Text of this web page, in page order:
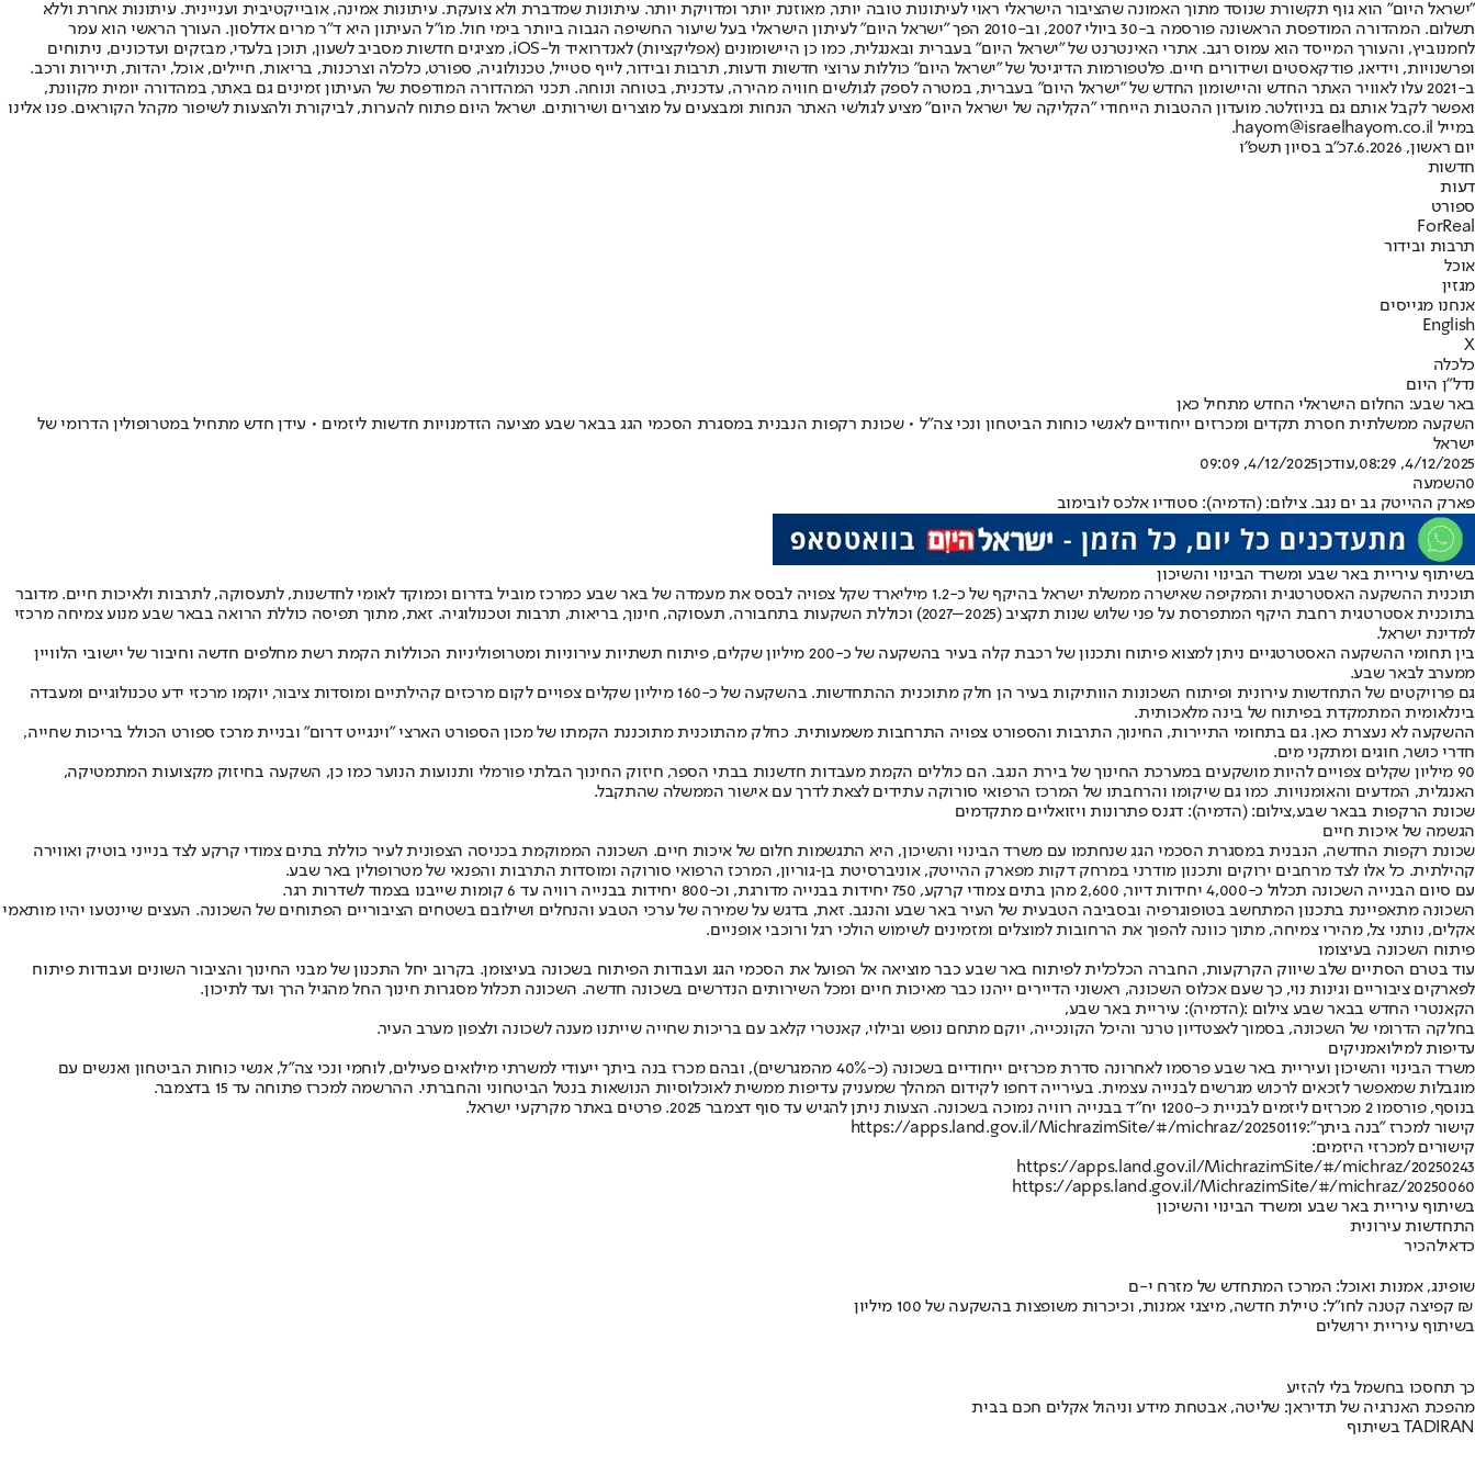
"ישראל היום" הוא גוף תקשורת שנוסד מתוך האמונה שהציבור הישראלי ראוי לעיתונות טובה יותר, מאוזנת יותר ומדויקת יותר. עיתונות שמדברת ולא צועקת. עיתונות אמינה, אובייקטיבית ועניינית. עיתונות אחרת וללא
תשלום. המהדורה המודפסת הראשונה פורסמה ב-30 ביולי 2007, וב-2010 הפך "ישראל היום" לעיתון הישראלי בעל שיעור החשיפה הגבוה ביותר בימי חול. מו"ל העיתון היא ד"ר מרים אדלסון. העורך הראשי הוא עמר
לחמנוביץ, והעורך המייסד הוא עמוס רגב. אתרי האינטרנט של "ישראל היום" בעברית ובאנגלית, כמו כן היישומונים (אפליקציות) לאנדרואיד ול-iOS, מציגים חדשות מסביב לשעון, תוכן בלעדי, מבזקים ועדכונים, ניתוחים
ופרשנויות, וידיאו, פודקאסטים ושידורים חיים. פלטפורמות הדיגיטל של "ישראל היום" כוללות ערוצי חדשות ודעות, תרבות ובידור, לייף סטייל, טכנולוגיה, ספורט, כלכלה וצרכנות, בריאות, חיילים, אוכל, יהדות, תיירות ורכב.
ב-2021 עלו לאוויר האתר החדש והיישומון החדש של "ישראל היום" בעברית, במטרה לספק לגולשים חוויה מהירה, עדכנית, בטוחה ונוחה. תכני המהדורה המודפסת של העיתון זמינים גם באתר, במהדורה יומית מקוונת,
ואפשר לקבל אותם גם בניוזלטר. מועדון ההטבות הייחודי "הקליקה של ישראל היום" מציע לגולשי האתר הנחות ומבצעים על מוצרים ושירותים. ישראל היום פתוח להערות, לביקורת ולהצעות לשיפור מקהל הקוראים. פנו אלינו
במייל hayom@israelhayom.co.il.
יום ראשון, 7.6.2026
כ"ב בסיון תשפ"ו
חדשות
דעות
ספורט
ForReal
תרבות ובידור
אוכל
מגזין
אנחנו מגייסים
English
X
כלכלה
נדל"ן היום
באר שבע: החלום הישראלי החדש מתחיל כאן
השקעה ממשלתית חסרת תקדים ומכרזים ייחודיים לאנשי כוחות הביטחון ונכי צה"ל • שכונת רקפות הנבנית במסגרת הסכמי הגג בבאר שבע מציעה הזדמנויות חדשות ליזמים • עידן חדש מתחיל במטרופולין הדרומי של
ישראל
4/12/2025, 08:29
,עודכן4/12/2025, 09:09
0השמעה
פארק ההייטק גב ים נגב. צילום: (הדמיה): סטודיו אלכס לובימוב
בשיתוף עיריית באר שבע ומשרד הבינוי והשיכון
תוכנית ההשקעה האסטרטגית והמקיפה שאישרה ממשלת ישראל בהיקף של כ-1.2 מיליארד שקל צפויה לבסס את מעמדה של באר שבע כמרכז מוביל בדרום וכמוקד לאומי לחדשנות, לתעסוקה, לתרבות ולאיכות חיים. מדובר
בתוכנית אסטרטגית רחבת היקף המתפרסת על פני שלוש שנות תקציב (2025–2027) וכוללת השקעות בתחבורה, תעסוקה, חינוך, בריאות, תרבות וטכנולוגיה. זאת, מתוך תפיסה כוללת הרואה בבאר שבע מנוע צמיחה מרכזי
למדינת ישראל.
בין תחומי ההשקעה האסטרטגיים ניתן למצוא פיתוח ותכנון של רכבת קלה בעיר בהשקעה של כ-200 מיליון שקלים, פיתוח תשתיות עירוניות ומטרופוליניות הכוללות הקמת רשת מחלפים חדשה וחיבור של יישובי הלוויין
ממערב לבאר שבע.
גם פרויקטים של התחדשות עירונית ופיתוח השכונות הוותיקות בעיר הן חלק מתוכנית ההתחדשות. בהשקעה של כ-160 מיליון שקלים צפויים לקום מרכזים קהילתיים ומוסדות ציבור, יוקמו מרכזי ידע טכנולוגיים ומעבדה
בינלאומית המתמקדת בפיתוח של בינה מלאכותית.
ההשקעה לא נעצרת כאן. גם בתחומי התיירות, החינוך, התרבות והספורט צפויה התרחבות משמעותית. כחלק מהתוכנית מתוכננת הקמתו של מכון הספורט הארצי "וינגייט דרום" ובניית מרכז ספורט הכולל בריכות שחייה,
חדרי כושר, חוגים ומתקני מים.
90 מיליון שקלים צפויים להיות מושקעים במערכת החינוך של בירת הנגב. הם כוללים הקמת מעבדות חדשנות בבתי הספר, חיזוק החינוך הבלתי פורמלי ותנועות הנוער כמו כן, השקעה בחיזוק מקצועות המתמטיקה,
האנגלית, המדעים והאומנויות. כמו גם שיקומו והרחבתו של המרכז הרפואי סורוקה עתידים לצאת לדרך עם אישור הממשלה שהתקבל.
שכונת הרקפות בבאר שבע,צילום: (הדמיה): דגנס פתרונות ויזואליים מתקדמים
הגשמה של איכות חיים
שכונת רקפות החדשה, הנבנית במסגרת הסכמי הגג שנחתמו עם משרד הבינוי והשיכון, היא התגשמות חלום של איכות חיים. השכונה הממוקמת בכניסה הצפונית לעיר כוללת בתים צמודי קרקע לצד בנייני בוטיק ואווירה
קהילתית. כל אלו לצד מרחבים ירוקים ותכנון מודרני במרחק דקות מפארק ההייטק, אוניברסיטת בן‑גוריון, המרכז הרפואי סורוקה ומוסדות התרבות והפנאי של מטרופולין באר שבע.
עם סיום הבנייה השכונה תכלול כ-4,000 יחידות דיור, 2,600 מהן בתים צמודי קרקע, 750 יחידות בבנייה מדורגת, וכ-800 יחידות בבנייה רוויה עד 6 קומות שייבנו בצמוד לשדרות רגר.
השכונה מתאפיינת בתכנון המתחשב בטופוגרפיה ובסביבה הטבעית של העיר באר שבע והנגב. זאת, בדגש על שמירה של ערכי הטבע והנחלים ושילובם בשטחים הציבוריים הפתוחים של השכונה. העצים שיינטעו יהיו מותאמי
אקלים, נותני צל, מהירי צמיחה, מתוך כוונה להפוך את הרחובות למוצלים ומזמינים לשימוש הולכי רגל ורוכבי אופניים.
פיתוח השכונה בעיצומו
עוד בטרם הסתיים שלב שיווק הקרקעות, החברה הכלכלית לפיתוח באר שבע כבר מוציאה אל הפועל את הסכמי הגג ועבודות הפיתוח בשכונה בעיצומן. בקרוב יחל התכנון של מבני החינוך והציבור השונים ועבודות פיתוח
לפארקים ציבוריים וגינות נוי, כך שעם אכלוס השכונה, ראשוני הדיירים ייהנו כבר מאיכות חיים ומכל השירותים הנדרשים בשכונה חדשה. השכונה תכלול מסגרות חינוך החל מהגיל הרך ועד לתיכון.
הקאנטרי החדש בבאר שבע צילום :(הדמיה): עיריית באר שבע,
בחלקה הדרומי של השכונה, בסמוך לאצטדיון טרנר והיכל הקונכייה, יוקם מתחם נופש ובילוי, קאנטרי קלאב עם בריכות שחייה שייתנו מענה לשכונה ולצפון מערב העיר.
עדיפות למילואמניקים
משרד הבינוי והשיכון ועיריית באר שבע פרסמו לאחרונה סדרת מכרזים ייחודיים בשכונה (כ-40% מהמגרשים), ובהם מכרז בנה ביתך ייעודי למשרתי מילואים פעילים, לוחמי ונכי צה"ל, אנשי כוחות הביטחון ואנשים עם
מוגבלות שמאפשר לזכאים לרכוש מגרשים לבנייה עצמית. בעירייה דחפו לקידום המהלך שמעניק עדיפות ממשית לאוכלוסיות הנושאות בנטל הביטחוני והחברתי. ההרשמה למכרז פתוחה עד 15 בדצמבר.
בנוסף, פורסמו 2 מכרזים ליזמים לבניית כ-1200 יח"ד בבנייה רוויה נמוכה בשכונה. הצעות ניתן להגיש עד סוף דצמבר 2025. פרטים באתר מקרקעי ישראל.
קישור למכרז "בנה ביתך":https://apps.land.gov.il/MichrazimSite/#/michraz/20250119
קישורים למכרזי היזמים:
https://apps.land.gov.il/MichrazimSite/#/michraz/20250243
https://apps.land.gov.il/MichrazimSite/#/michraz/20250060
בשיתוף עיריית באר שבע ומשרד הבינוי והשיכון
התחדשות עירונית
כדאילהכיר
שופינג, אמנות ואוכל: המרכז המתחדש של מזרח י-ם
קפיצה קטנה לחו"ל: טיילת חדשה, מיצגי אמנות, וכיכרות משופצות בהשקעה של 100 מיליון ₪
בשיתוף עיריית ירושלים
כך תחסכו בחשמל בלי להזיע
מהפכת האנרגיה של תדיראן: שליטה, אבטחת מידע וניהול אקלים חכם בבית
בשיתוף TADIRAN